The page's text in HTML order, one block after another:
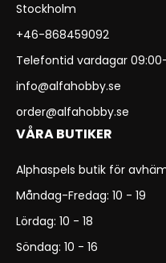
Stockholm
+46-868459092
Telefontid vardagar 09:00-
info@alfahobby.se
order@alfahobby.se
VÅRA BUTIKER
Alphaspels butik för
Måndag-Fredag: 10 - 19
Lördag: 10 - 18
Söndag: 10 - 16